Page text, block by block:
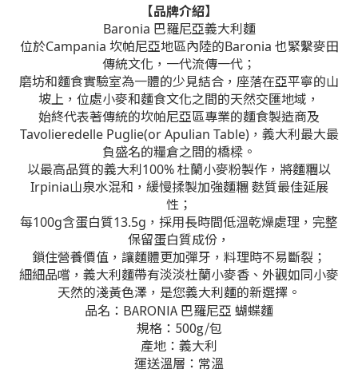
【品牌介紹】
Baronia​ 巴羅尼亞義大利麵
位於Campania 坎帕尼亞地區內陸的Baronia 也緊繫麥田
傳統文化，一代流傳一代；
磨坊和麵食實驗室為一體的少見結合，座落在亞平寧的山
坡上，位處小麥和麵食文化之間的天然交匯地域，
始終代表著傳統的坎帕尼亞區專業的麵食製造商及
Tavolieredelle Puglie(or Apulian Table)，義大利最大最
負盛名的糧倉之間的橋樑。
以最高品質的義大利100% 杜蘭小麥粉製作，將麵糰以
Irpinia山泉水混和，緩慢揉製加強麵糰 麩質最佳延展
性；
每100g含蛋白質13.5g，採用長時間低溫乾燥處理，完整
保留蛋白質成份，
鎖住營養價值，讓麵體更加彈牙，料理時不易斷裂；
細細品嚐，義大利麵帶有淡淡杜蘭小麥香、外觀如同小麥
天然的淺黃色澤，是您義大利麵的新選擇。
品名：BARONIA 巴羅尼亞 蝴蝶麵
規格：500g/包
產地：義大利
運送溫層：常溫